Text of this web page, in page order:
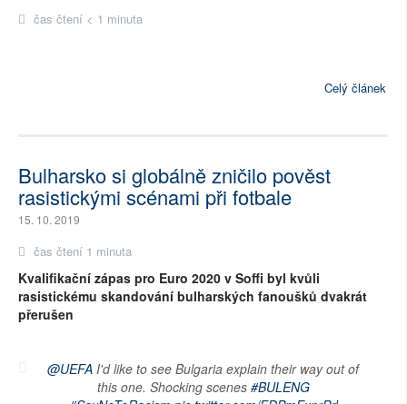
čas čtení < 1 minuta
Celý článek
Bulharsko si globálně zničilo pověst
rasistickými scénami při fotbale
15. 10. 2019
čas čtení 1 minuta
Kvalifikační zápas pro Euro 2020 v Soffi byl kvůli
rasistickému skandování bulharských fanoušků dvakrát
přerušen
@UEFA I'd like to see Bulgaria explain their way out of
this one. Shocking scenes #BULENG